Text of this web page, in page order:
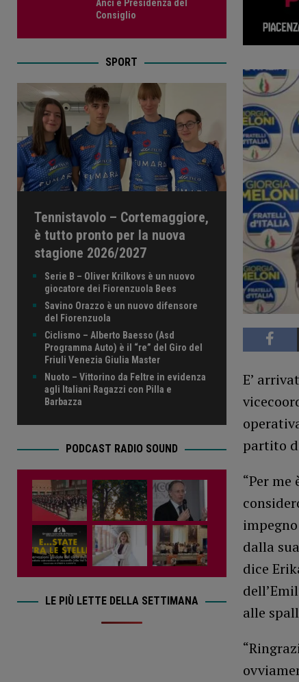
E’
partito
“Per
dalla
dice
alle
Anci e Presidenza del
Consiglio
SPORT
Tennistavolo – Cortemaggiore,
è tutto pronto per la nuova
stagione 2026/2027
Serie B – Oliver Krilkovs è un nuovo
giocatore dei Fiorenzuola Bees
Savino Orazzo è un nuovo difensore
del Fiorenzuola
Ciclismo – Alberto Baesso (Asd
Programma Auto) è il “re” del Giro del
Friuli Venezia Giulia Master
Nuoto – Vittorino da Feltre in evidenza
agli Italiani Ragazzi con Pilla e
Barbazza
PODCAST RADIO SOUND
LE PIÙ LETTE DELLA SETTIMANA